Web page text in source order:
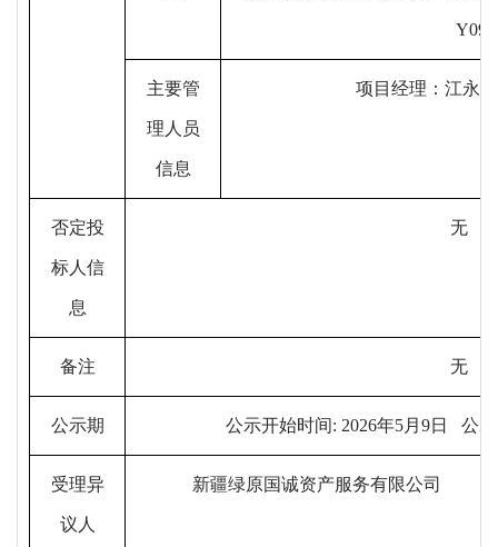
Y097
主要管
理人员
信息
项目经理：江永
否定投
标人信
息
无
备注 无
公示期 公示开始时间: 2026年5月 9日 公
受理异
议人
新疆绿原国诚资产服务有限公司